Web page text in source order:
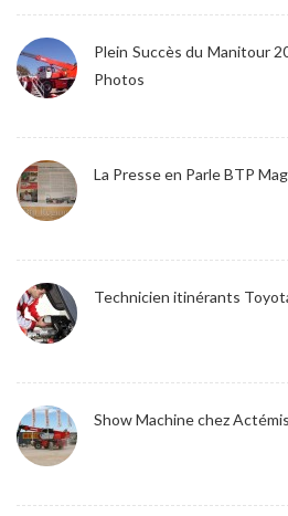
Plein Succès du Manitour
Photos
La Presse en Parle BTP
Technicien itinérants
Show Machine chez Actémis